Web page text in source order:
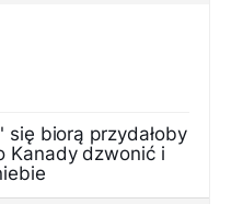
się biorą przydałoby
Kanady dzwonić i